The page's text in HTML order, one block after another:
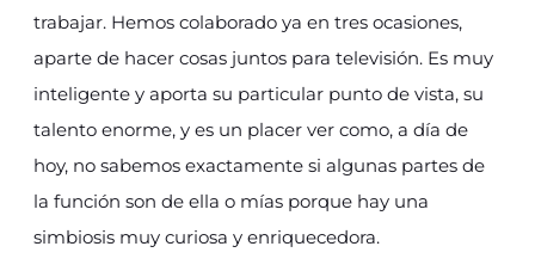
trabajar. Hemos colaborado ya en tres ocasiones,
aparte de hacer cosas juntos para televisión. Es muy
inteligente y aporta su particular punto de vista, su
talento enorme, y es un placer ver como, a día de
hoy, no sabemos exactamente si algunas partes de
la función son de ella o mías porque hay una
simbiosis muy curiosa y enriquecedora.